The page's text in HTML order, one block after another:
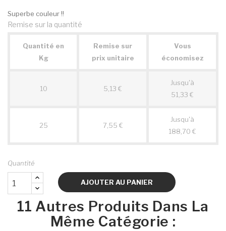
Superbe couleur !!
Remise sur la quantité
Quantité en
Kg
Remise sur
prix unitaire
Vous
économisez
10 5,13 €
Jusqu'à
51,33 €
25 7,55 €
Jusqu'à
188,70 €
Quantité
AJOUTER AU PANIER
11 Autres Produits Dans La
Même Catégorie :